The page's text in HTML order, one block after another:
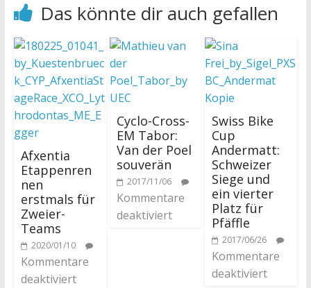
Das könnte dir auch gefallen
Afxentia
Etappenren
nen
erstmals für
Zweier-
Teams
2020/01/10
Kommentare
deaktiviert
Cyclo-Cross-
EM Tabor:
Van der Poel
souverän
2017/11/06
Kommentare
deaktiviert
Swiss Bike
Cup
Andermatt:
Schweizer
Siege und
ein vierter
Platz für
Pfäffle
2017/06/26
Kommentare
deaktiviert